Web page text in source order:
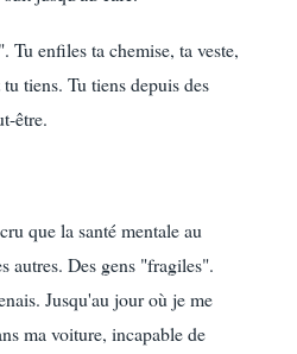
Tu enfiles ta chemise, ta veste,
tiens. Tu tiens depuis des
être.
que la santé mentale au
autres. Des gens "fragiles".
Jusqu'au jour où je me
ma voiture, incapable de